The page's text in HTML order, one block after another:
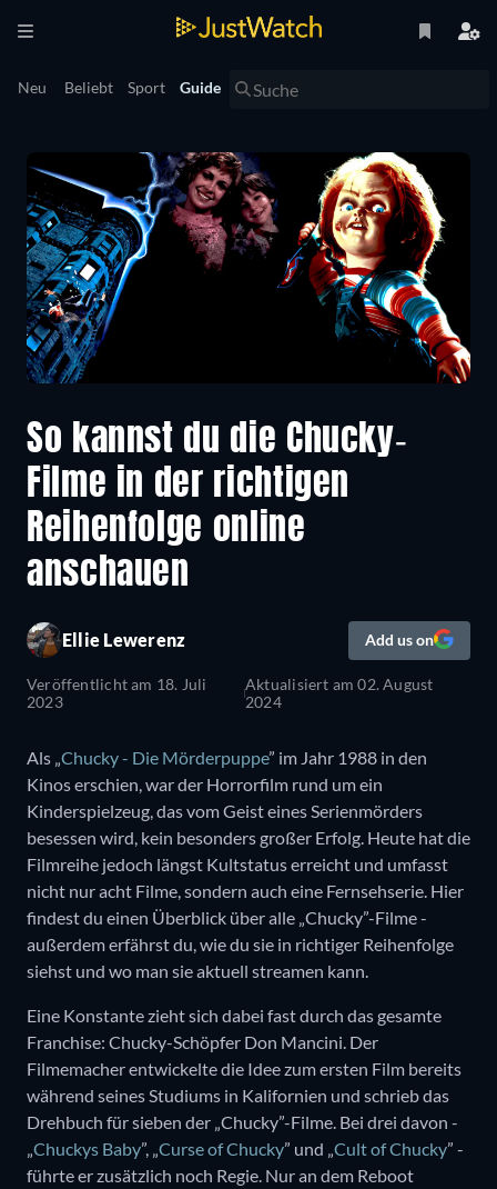
Neu Beliebt Sport Guide
So kannst du die Chucky-
Filme in der richtigen
Reihenfolge online
anschauen
Ellie Lewerenz Add us on
Veröffentlicht am 18. Juli
2023
Aktualisiert am02. August
2024
Als „ Chucky - Die Mörderpuppe” im Jahr 1988 in den
Kinos erschien, war der Horrorfilm rund um ein
Kinderspielzeug, das vom Geist eines Serienmörders
besessen wird, kein besonders großer Erfolg. Heute hat die
Filmreihe jedoch längst Kultstatus erreicht und umfasst
nicht nur acht Filme, sondern auch eine Fernsehserie. Hier
findest du einen Überblick über alle „Chucky”-Filme -
außerdem erfährst du, wie du sie in richtiger Reihenfolge
siehst und wo man sie aktuell streamen kann.
Eine Konstante zieht sich dabei fast durch das gesamte
Franchise: Chucky-Schöpfer Don Mancini. Der
Filmemacher entwickelte die Idee zum ersten Film bereits
während seines Studiums in Kalifornien und schrieb das
Drehbuch für sieben der „Chucky”-Filme. Bei drei davon -
Chuckys Baby”, „ Curse of Chucky” und „ Cult of Chucky” -
führte er zusätzlich noch Regie. Nur an dem Reboot